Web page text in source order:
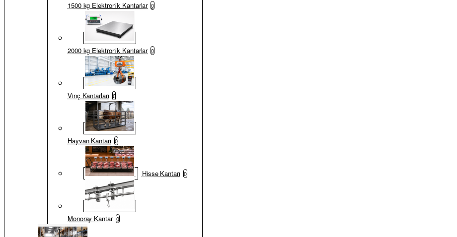
1500 kg Elektronik Kantarlar 0
2000 kg Elektronik Kantarlar 0
Vinç Kantarları 0
Hayvan Kantarı 0
Hisse Kantarı 0
Monoray Kantar 0